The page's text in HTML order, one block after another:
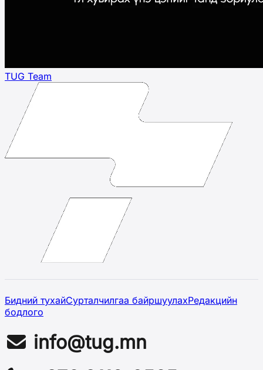
TUG Team
Бидний тухайСурталчилгаа байршуулахРедакцийн
бодлого
info@tug.mn